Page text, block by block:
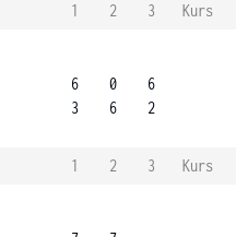
1 2 3
Kurs
6
3
0
6
6
2
1 2 3
Kurs